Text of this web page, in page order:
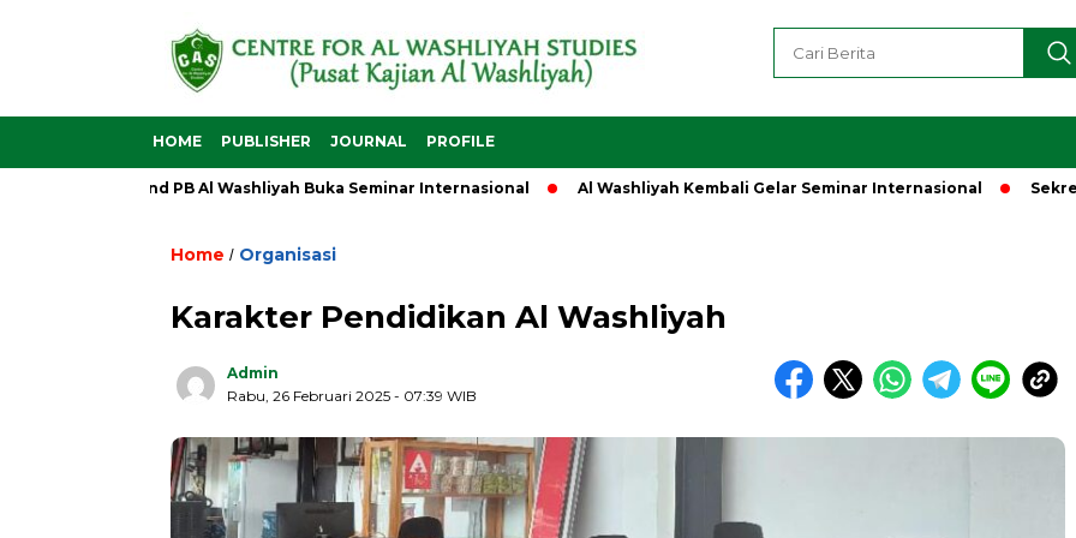
HOME PUBLISHER JOURNAL PROFILE
Sekjend PB Al Washliyah Buka Seminar Internasional Al Washliyah Kembali Gelar Seminar Internasional Sekretaris
Home / Organisasi
Karakter Pendidikan Al Washliyah
Admin
Rabu, 26 Februari 2025 - 07:39 WIB